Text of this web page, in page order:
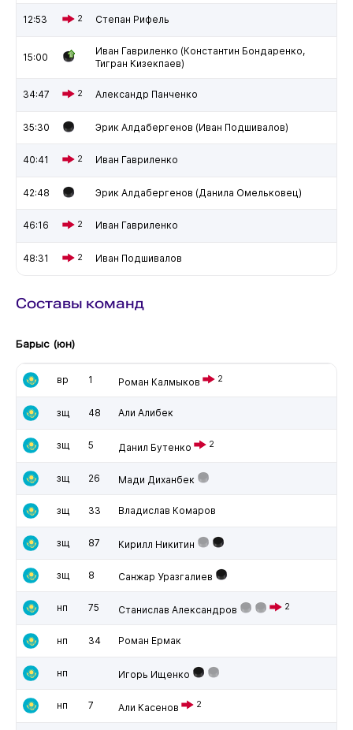
12:53 2 Степан Рифель
15:00
Иван Гавриленко (Константин Бондаренко,
Тигран Кизекпаев)
34:47 2 Александр Панченко
35:30 Эрик Алдабергенов (Иван Подшивалов)
40:41 2 Иван Гавриленко
42:48 Эрик Алдабергенов (Данила Омельковец)
46:16 2 Иван Гавриленко
48:31 2 Иван Подшивалов
Составы команд
Барыс (юн)
вр 1 Роман Калмыков 2
зщ 48 Али Алибек
зщ 5 Данил Бутенко 2
зщ 26 Мади Диханбек
зщ 33 Владислав Комаров
зщ 87 Кирилл Никитин
зщ 8 Санжар Уразгалиев
нп 75 Станислав Александров 2
нп 34 Роман Ермак
нп Игорь Ищенко
нп 7 Али Касенов 2